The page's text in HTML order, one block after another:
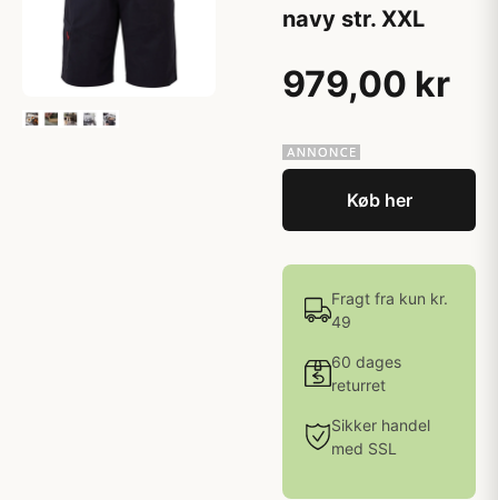
navy str. XXL
979,00 kr
Køb her
Fragt fra kun kr.
49
60 dages
returret
Sikker handel
med SSL